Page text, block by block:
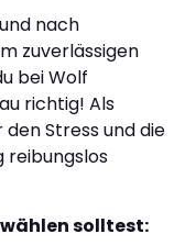
nach
zuverlässigen
bei Wolf
richtig! Als
Stress und die
reibungslos
solltest: